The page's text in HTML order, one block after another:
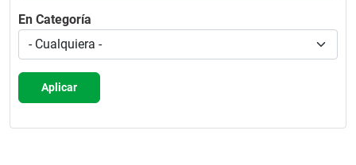
En Categoría
Aplicar